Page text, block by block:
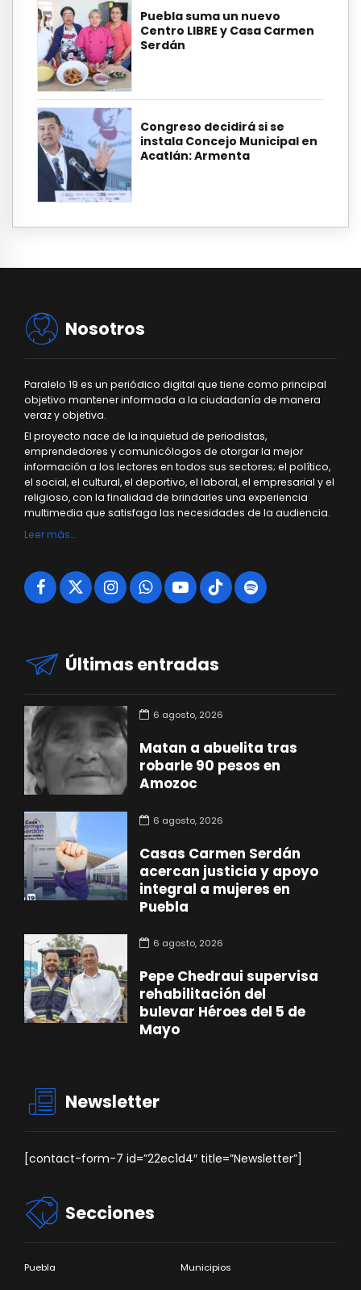
Puebla suma un nuevo
Centro LIBRE y Casa Carmen
Serdán
Congreso decidirá si se
instala Concejo Municipal en
Acatlán: Armenta
Nosotros
Paralelo 19 es un periódico digital que tiene como principal
objetivo mantener informada a la ciudadanía de manera
veraz y objetiva.
El proyecto nace de la inquietud de periodistas,
emprendedores y comunicólogos de otorgar la mejor
información a los lectores en todos sus sectores; el político,
el social, el cultural, el deportivo, el laboral, el empresarial y el
religioso, con la finalidad de brindarles una experiencia
multimedia que satisfaga las necesidades de la audiencia.
Leer más…
Últimas entradas
6 agosto, 2026
Matan a abuelita tras
robarle 90 pesos en
Amozoc
6 agosto, 2026
Casas Carmen Serdán
acercan justicia y apoyo
integral a mujeres en
Puebla
6 agosto, 2026
Pepe Chedraui supervisa
rehabilitación del
bulevar Héroes del 5 de
Mayo
Newsletter
[contact-form-7 id=”22ec1d4″ title=”Newsletter”]
Secciones
Puebla Municipios